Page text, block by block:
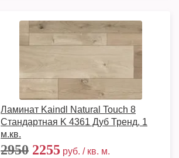
Ламинат Kaindl Natural Touch 8
Стандартная K 4361 Дуб Тренд, 1
м.кв.
2950 2255 руб. / кв. м.